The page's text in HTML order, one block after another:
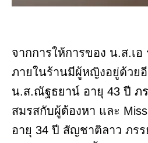
จากการให้การของ น.ส.เ
ภายในร้านมีผู้หญิงอยู่ด้วย
น.ส.ณัฐธยาน์ อายุ 43 ปี ภ
สมรสกับผู้ต้องหา และ Miss
อายุ 34 ปี สัญชาติลาว ภร